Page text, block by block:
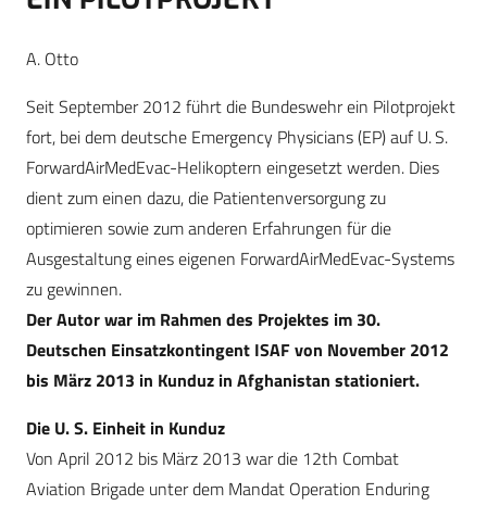
A. Otto
Seit September 2012 führt die Bundeswehr ein Pilotprojekt
fort, bei dem deutsche Emergency Physicians (EP) auf U. S.
ForwardAirMedEvac-Helikoptern eingesetzt werden. Dies
dient zum einen dazu, die Patientenversorgung zu
optimieren sowie zum anderen Erfahrungen für die
Ausgestaltung eines eigenen Forward­AirMedEvac-Systems
zu gewinnen.
Der Autor war im Rahmen des Projektes im 30.
Deutschen Einsatzkontingent ISAF von November 2012
bis März 2013 in Kunduz in Afghanistan stationiert.
Die U. S. Einheit in Kunduz
Von April 2012 bis März 2013 war die 12th Combat
Aviation Brigade unter dem Mandat Operation Enduring